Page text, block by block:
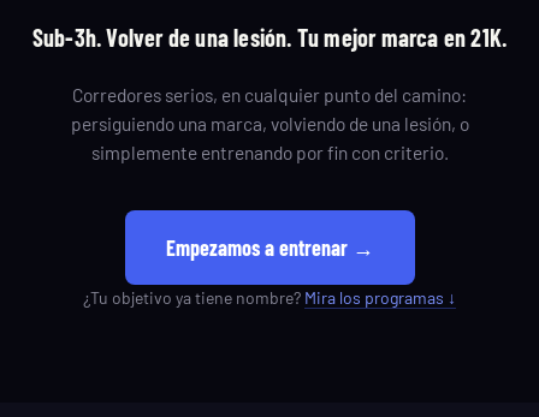
Sub-3h. Volver de una lesión. Tu mejor marca en 21K.
Corredores serios, en cualquier punto del camino:
persiguiendo una marca, volviendo de una lesión, o
simplemente entrenando por fin con criterio.
Empezamos a entrenar →
¿Tu objetivo ya tiene nombre? Mira los programas ↓